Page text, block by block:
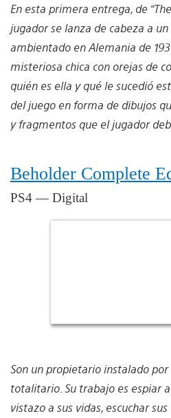
En esta primera entrega, de
jugador se lanza de cabeza a
ambientado en Alemania de
misteriosa chica con orejas de
quién es ella y qué le sucedió
del juego en forma de dibujos
y fragmentos que el jugador
Beholder Complete
PS4 — Digital
Son un propietario instalado
totalitario. Su trabajo es espiar
vistazo a sus vidas, escuchar